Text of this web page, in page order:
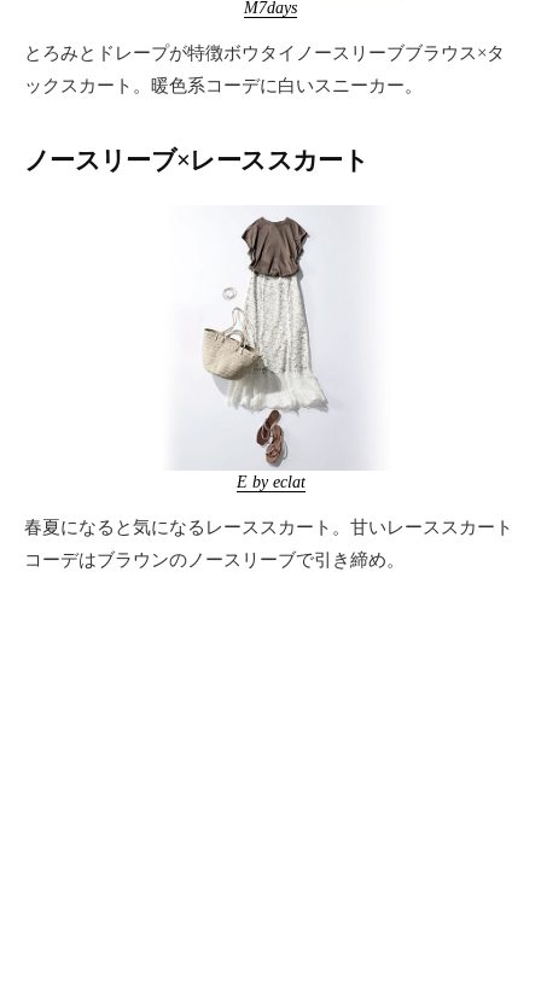
M7days
とろみとドレープが特徴ボウタイノースリーブブラウス×タ
ックスカート。暖色系コーデに白いスニーカー。
ノースリーブ×レーススカート
E by eclat
春夏になると気になるレーススカート。甘いレーススカート
コーデはブラウンのノースリーブで引き締め。